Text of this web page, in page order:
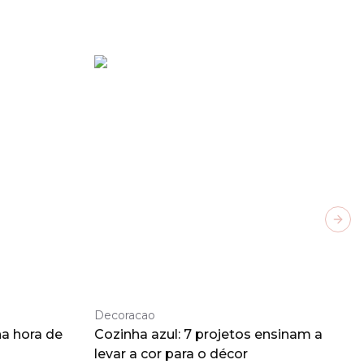
hora de
Decoracao
Cozinha azul: 7 projetos ensinam a
levar a cor para o décor